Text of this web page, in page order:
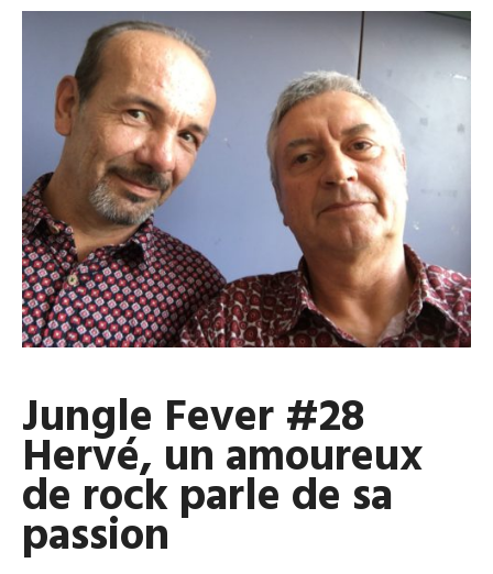
Jungle Fever #28
Hervé, un amoureux
de rock parle de sa
passion